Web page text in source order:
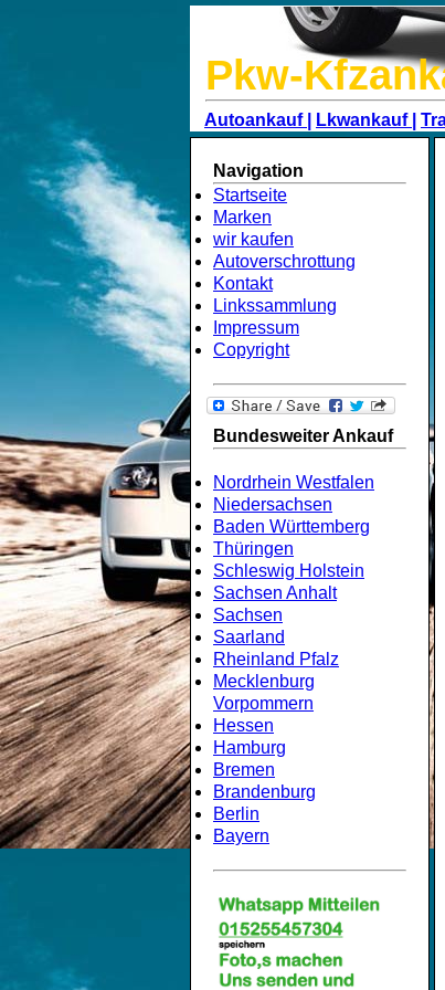
Pkw-
Autoankauf | Lkwankauf |
Navigation
Startseite
Marken
wir kaufen
Autoverschrottung
Kontakt
Linkssammlung
Impressum
Copyright
Bundesweiter Ankauf
Nordrhein Westfalen
Niedersachsen
Baden Württemberg
Thüringen
Schleswig Holstein
Sachsen Anhalt
Sachsen
Saarland
Rheinland Pfalz
Mecklenburg
Vorpommern
Hessen
Hamburg
Bremen
Brandenburg
Berlin
Bayern